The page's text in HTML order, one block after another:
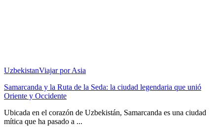
UzbekistanViajar por Asia
Samarcanda y la Ruta de la Seda: la ciudad legendaria que unió
Oriente y Occidente
Ubicada en el corazón de Uzbekistán, Samarcanda es una ciudad
mítica que ha pasado a ...